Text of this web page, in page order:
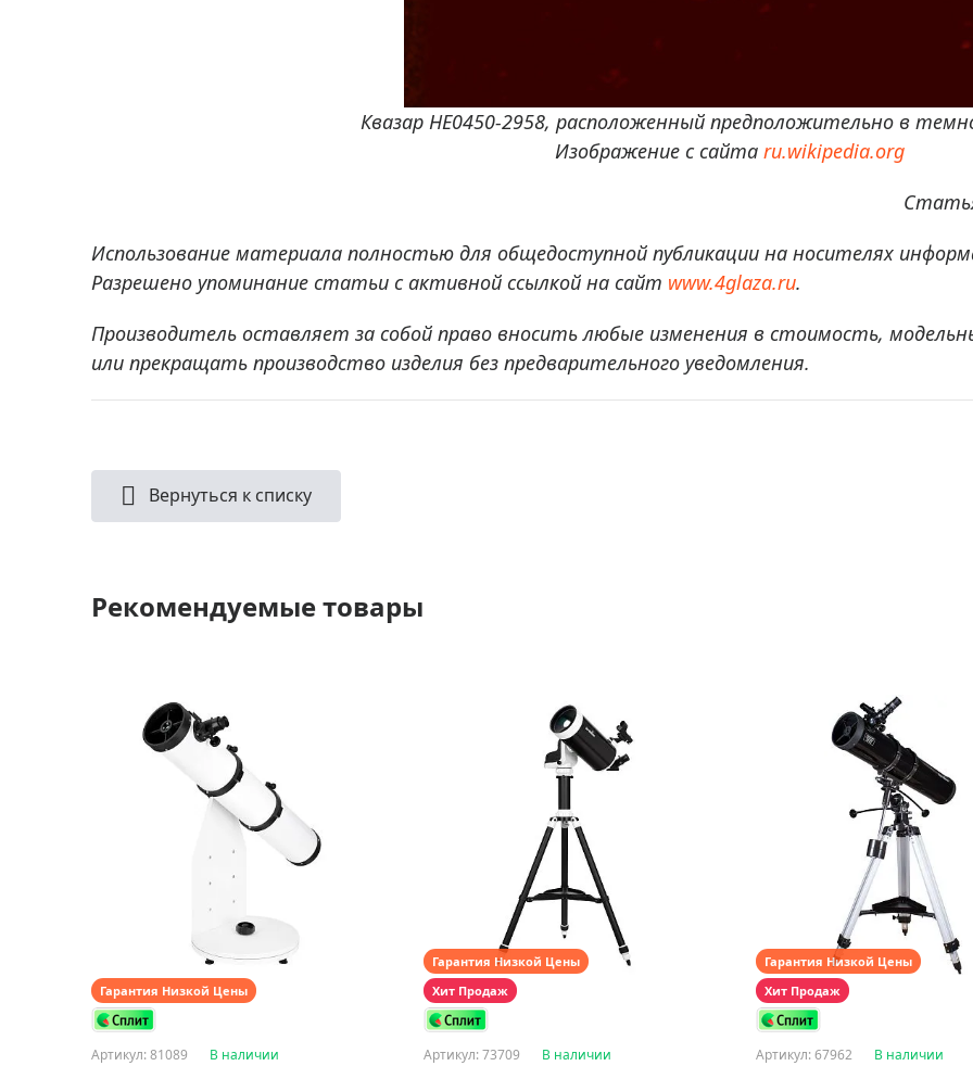
Квазар HE0450-2958, расположенный предположительно в
Изображение с сайта ru.wikipedia.org
Использование материала полностью для общедоступной публикации на носителях
Разрешено упоминание статьи с активной ссылкой на сайт www.4glaza.ru.
Производитель оставляет за собой право вносить любые изменения в стоимость,
или прекращать производство изделия без предварительного уведомления.
Вернуться к списку
Рекомендуемые товары
Гарантия Низкой Цены
Артикул: 81089 В наличии
Гарантия Низкой Цены
Хит Продаж
Артикул: 73709 В наличии
Гарантия Низкой Цены
Хит Продаж
Артикул: 67962 В наличии